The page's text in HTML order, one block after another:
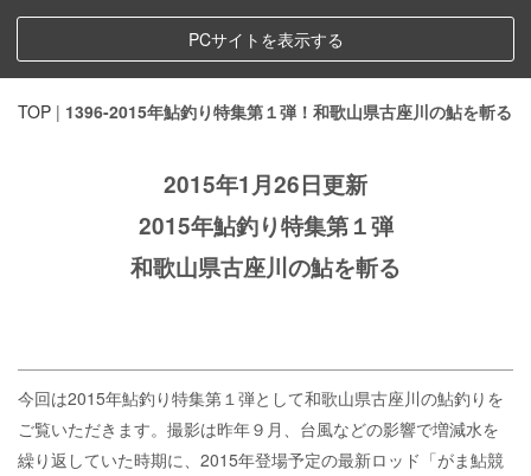
PCサイトを表示する
TOP | 1396-2015年鮎釣り特集第１弾！和歌山県古座川の鮎を斬る
2015年1月26日更新
2015年鮎釣り特集第１弾
和歌山県古座川の鮎を斬る
今回は2015年鮎釣り特集第１弾として和歌山県古座川の鮎釣りを
ご覧いただきます。撮影は昨年９月、台風などの影響で増減水を
繰り返していた時期に、2015年登場予定の最新ロッド「がま鮎競